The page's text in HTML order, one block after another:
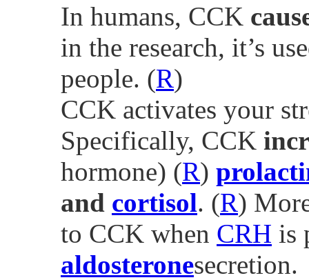
In humans, CCK
in the research, it’s
people. (R)
CCK activates your
Specifically, CCK
hormone) (R)
and cortisol. (R)
to CCK when CRH is
aldosteronesecretion.